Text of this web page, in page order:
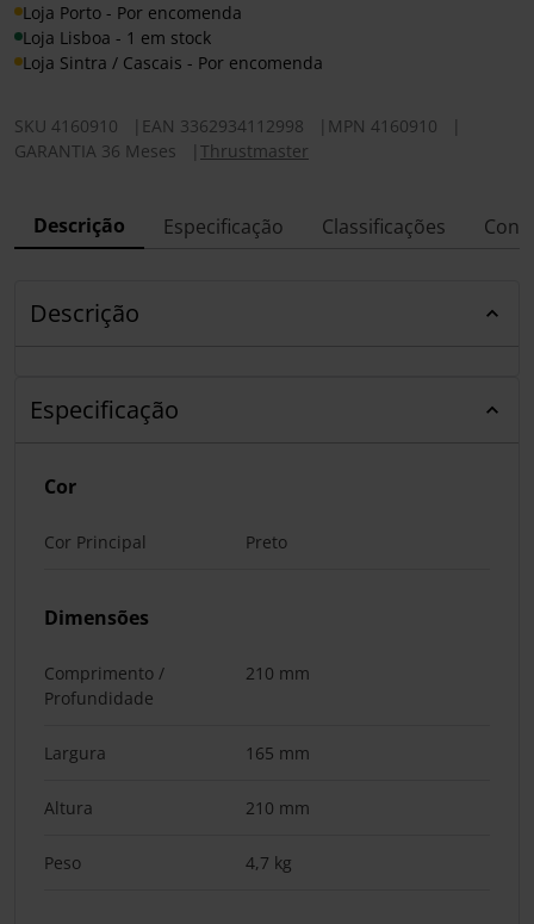
Loja Porto - Por encomenda
Loja Lisboa - 1 em stock
Loja Sintra / Cascais - Por encomenda
SKU 4160910 EAN 3362934112998 MPN 4160910
GARANTIA 36 Meses
Thrustmaster
Descrição Especificação Classificações
Descrição
Especificação
Cor
Cor Principal Preto
Dimensões
Comprimento /
Profundidade
210 mm
Largura 165 mm
Altura 210 mm
Peso 4,7 kg